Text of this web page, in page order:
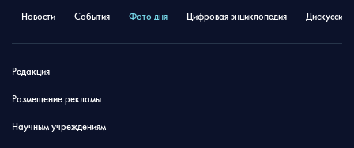
Новости События Фото дня Цифровая энциклопедия
Редакция
Размещение рекламы
Научным учреждениям